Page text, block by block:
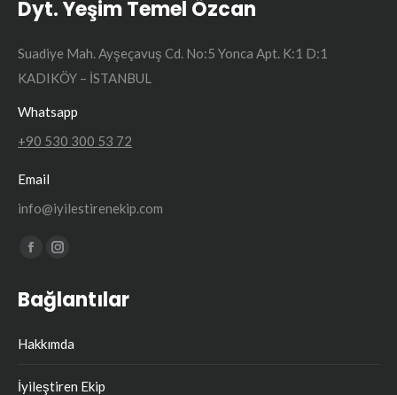
Dyt. Yeşim Temel Özcan
Suadiye Mah. Ayşeçavuş Cd. No:5 Yonca Apt. K:1 D:1
KADIKÖY – İSTANBUL
Whatsapp
+90 530 300 53 72
Email
info@iyilestirenekip.com
Find us on:
Facebook
opens
new
Instagram
opens
new
Bağlantılar
Hakkımda
İyileştiren Ekip